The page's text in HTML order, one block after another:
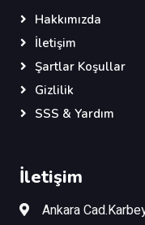
Hakkımızda
İletişim
Şartlar Koşullar
Gizlilik
SSS & Yardım
İletişim
Ankara